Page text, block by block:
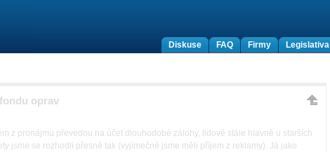
Legislativa
Firmy
FAQ
Diskuse
oprav
z pronájmu převedou na účet dlouhodobé zálohy, lidově stále hlavně u starších
jsme se rozhodli přesně tak (vyjímečně jsme měli příjem z reklamy). Já jako